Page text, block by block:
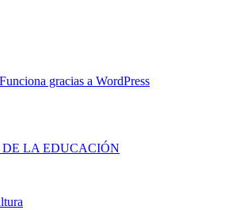
Funciona gracias a WordPress
DE LA EDUCACIÓN